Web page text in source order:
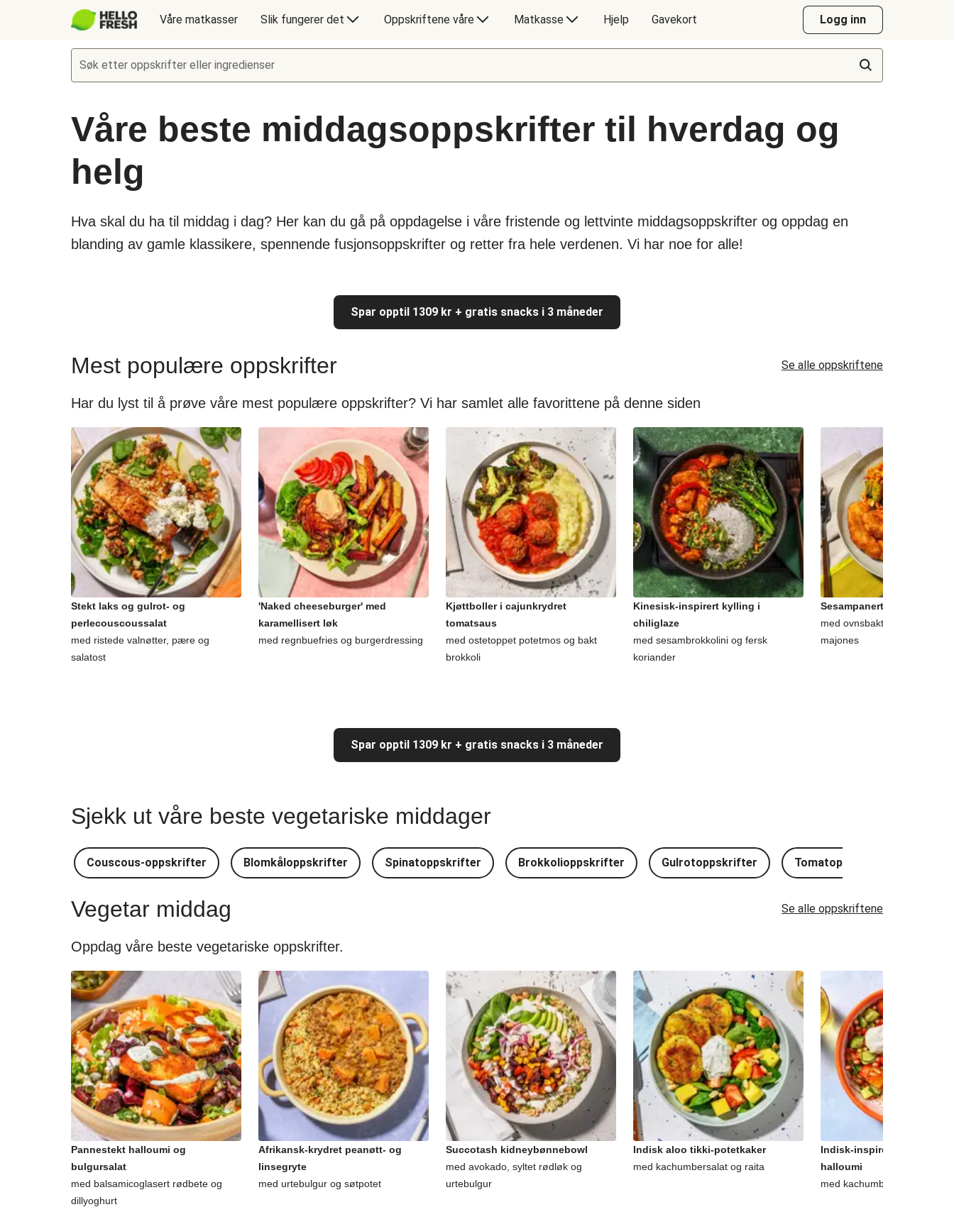
Våre matkasser Slik fungerer det Oppskriftene våre Matkasse Hjelp Gavekort Logg inn
Søk etter oppskrifter eller ingredienser
Våre beste middagsoppskrifter til hverdag og
helg
Hva skal du ha til middag i dag? Her kan du gå på oppdagelse i våre fristende og lettvinte middagsoppskrifter og oppdag en
blanding av gamle klassikere, spennende fusjonsoppskrifter og retter fra hele verdenen. Vi har noe for alle!
Spar opptil 1309 kr + gratis snacks i 3 måneder
Mest populære oppskrifter Se alle oppskriftene
Har du lyst til å prøve våre mest populære oppskrifter? Vi har samlet alle favorittene på denne siden
Stekt laks og gulrot- og
perlecouscoussalat
med ristede valnøtter, pære og
salatost
'Naked cheeseburger' med
karamellisert løk
med regnbuefries og burgerdressing
Kjøttboller i cajunkrydret
tomatsaus
med ostetoppet potetmos og bakt
brokkoli
Kinesisk-inspirert kylling i
chiliglaze
med sesambrokkolini og fersk
koriander
Sesampanert kyllingbryst
med ovnsbakte fries og Ga-
majones
Spar opptil 1309 kr + gratis snacks i 3 måneder
Sjekk ut våre beste vegetariske middager
Couscous-oppskrifter Blomkåloppskrifter Spinatoppskrifter Brokkolioppskrifter Gulrotoppskrifter Tomatoppskrifter
Vegetar middag Se alle oppskriftene
Oppdag våre beste vegetariske oppskrifter.
Pannestekt halloumi og
bulgursalat
med balsamicoglasert rødbete og
dillyoghurt
Afrikansk-krydret peanøtt- og
linsegryte
med urtebulgur og søtpotet
Succotash kidneybønnebowl
med avokado, syltet rødløk og
urtebulgur
Indisk aloo tikki-potetkaker
med kachumbersalat og raita
Indisk-inspirert
halloumi
med kachumbersalat og